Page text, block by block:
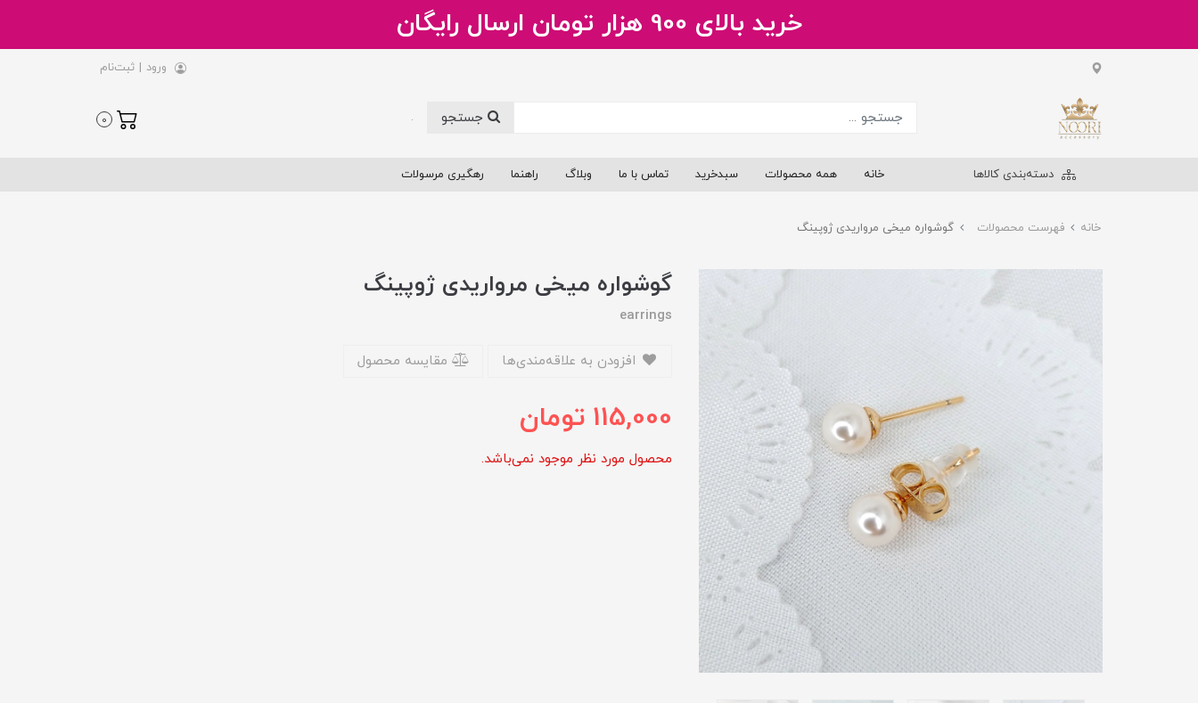
خرید بالای 900 هزار تومان ارسال رایگان
ورود | ثبت‌نام
.
0
دسته‌بندی کالاها خانه همه محصولات سبدخرید تماس با ما وبلاگ راهنما رهگیری مرسولات
خانه فهرست محصولات گوشواره میخی مرواریدی ژوپینگ
گوشواره میخی مرواریدی ژوپینگ
earrings
مقایسه محصول
115,000 تومان
محصول مورد نظر موجود نمی‌باشد.